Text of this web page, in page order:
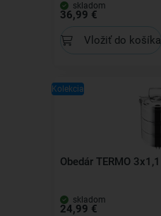
skladom
36,99 €
Vložiť do košíka
Kolekcia
Obedár TERMO 3x1,1 l
skladom
24,99 €